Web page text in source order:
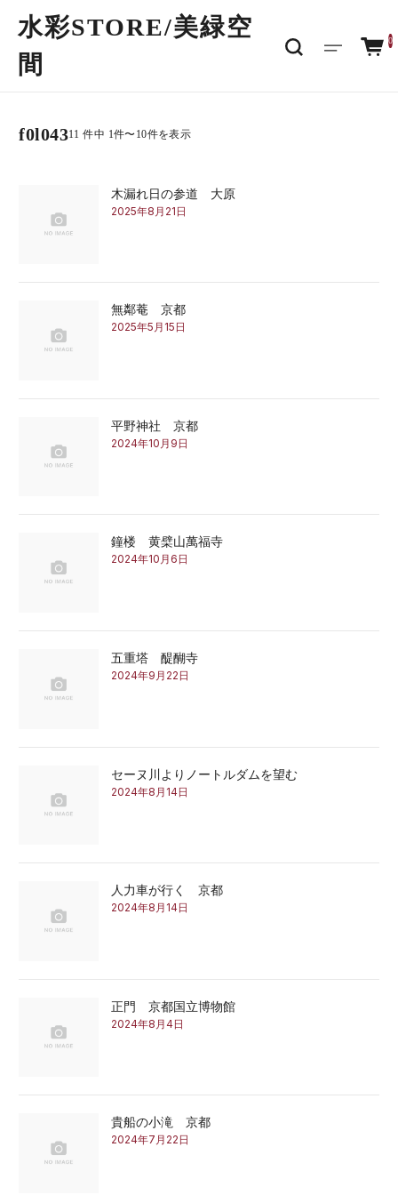
水彩STORE/​美緑空
間
0
f0l04311 件中 1件〜10件を表示
2025年8月21日
木漏れ日の参道 大原
2025年5月15日
無鄰菴 京都
2024年10月9日
平野神社 京都
2024年10月6日
鐘楼 黄檗山萬福寺
2024年9月22日
五重塔 醍醐寺
2024年8月14日
セーヌ川よりノートルダムを望む
2024年8月14日
人力車が行く 京都
2024年8月4日
正門 京都国立博物館
2024年7月22日
貴船の小滝 京都